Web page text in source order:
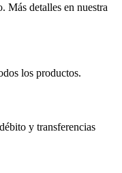
Más detalles en nuestra
los productos.
y transferencias